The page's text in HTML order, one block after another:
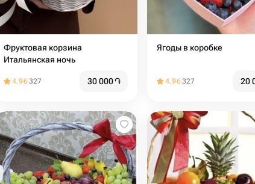
Фруктовая корзина
Итальянская ночь
4.96327 30 000֏
Ягоды в коробке ️
4.96327 20